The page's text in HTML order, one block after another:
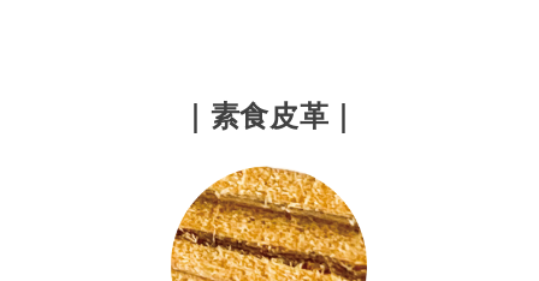
｜素食皮革｜